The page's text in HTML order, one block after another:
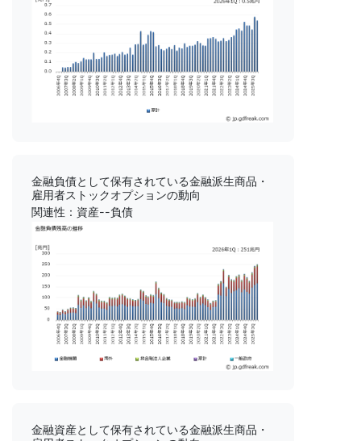
金融負債として保有されている金融派生商品・
雇用者ストックオプションの動向
関連性：資産--負債
金融資産として保有されている金融派生商品・